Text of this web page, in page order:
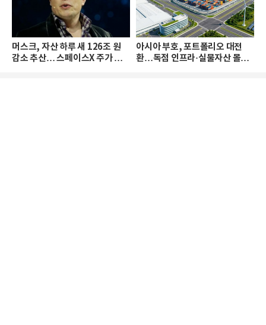
머스크, 자산 하루 새 126조 원
감소 추산… 스페이스X 주가 하
아시아 부호, 포트폴리오 대전
환…독점 인프라·실물자산 몰린